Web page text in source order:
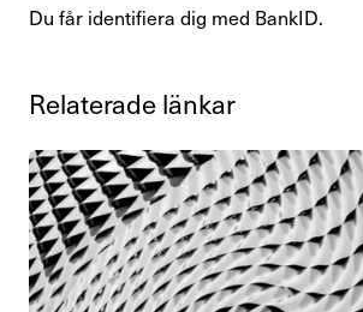
Du får identifiera dig med BankID.
Rela­te­rade länkar